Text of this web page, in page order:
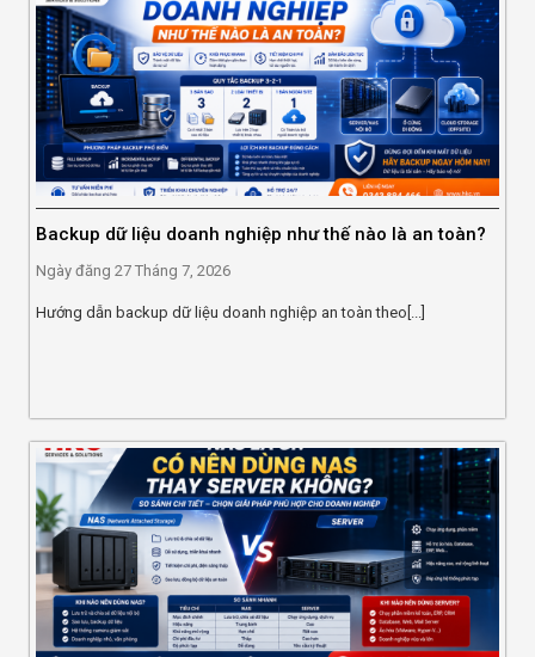
Backup dữ liệu doanh nghiệp như thế nào là an toàn?
Ngày đăng 27 Tháng 7, 2026
Hướng dẫn backup dữ liệu doanh nghiệp an toàn theo[...]